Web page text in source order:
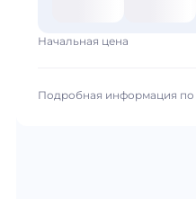
Начальная цена
Подробная информация по